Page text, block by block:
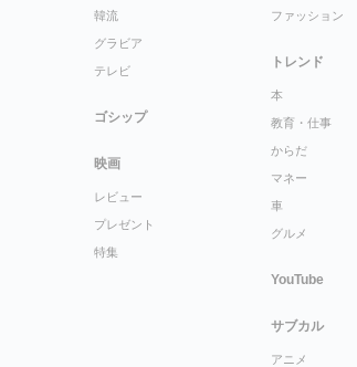
韓流
グラビア
テレビ
ゴシップ
映画
レビュー
プレゼント
特集
ファッション
トレンド
本
教育・仕事
からだ
マネー
車
グルメ
YouTube
サブカル
アニメ